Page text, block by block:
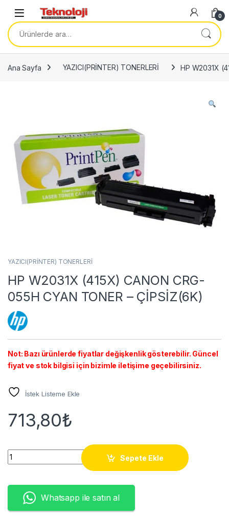
Skip to navigation
0
Ara:
Ana Sayfa YAZICI(PRİNTER) TONERLERİ HP W2031X
YAZICI(PRİNTER) TONERLERİ
HP W2031X (415X) CANON CRG-
055H CYAN TONER – ÇİPSİZ(6K)
Not: Bazı ürünlerde fiyatlar değişkenlik gösterebilir. Güncel
fiyat ve stok bilgisi için bizimle iletişime geçebilirsiniz.
İstek Listeme Ekle
713,80₺
HP W2031X (415X) CANON CRG-055H CYAN TONER -
Sepete Ekle
Whatsapp ile satın al